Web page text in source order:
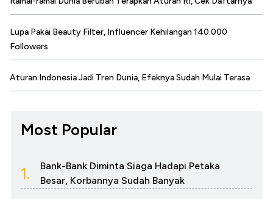
Lupa Pakai Beauty Filter, Influencer Kehilangan 140.000
Followers
Aturan Indonesia Jadi Tren Dunia, Efeknya Sudah Mulai Terasa
Most Popular
1.
Bank-Bank Diminta Siaga Hadapi Petaka
Besar, Korbannya Sudah Banyak